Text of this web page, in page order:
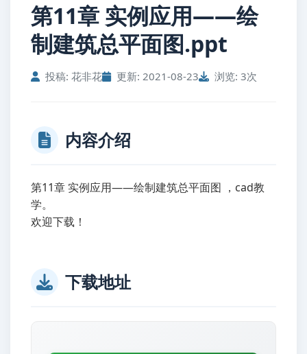
第11章 实例应用——绘
制建筑总平面图.ppt
投稿: 花非花 更新: 2021-08-23 浏览: 3次
内容介绍
第11章 实例应用——绘制建筑总平面图 ，cad教
学。
欢迎下载！
下载地址